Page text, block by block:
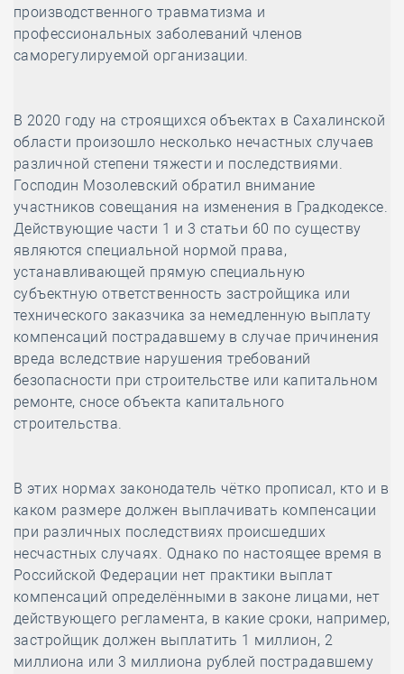
производственного травматизма и
профессиональных заболеваний членов
саморегулируемой организации.
В 2020 году на строящихся объектах в Сахалинской
области произошло несколько нечастных случаев
различной степени тяжести и последствиями.
Господин Мозолевский обратил внимание
участников совещания на изменения в Градкодексе.
Действующие части 1 и 3 статьи 60 по существу
являются специальной нормой права,
устанавливающей прямую специальную
субъектную ответственность застройщика или
технического заказчика за немедленную выплату
компенсаций пострадавшему в случае причинения
вреда вследствие нарушения требований
безопасности при строительстве или капитальном
ремонте, сносе объекта капитального
строительства.
В этих нормах законодатель чётко прописал, кто и в
каком размере должен выплачивать компенсации
при различных последствиях происшедших
несчастных случаях. Однако по настоящее время в
Российской Федерации нет практики выплат
компенсаций определёнными в законе лицами, нет
действующего регламента, в какие сроки, например,
застройщик должен выплатить 1 миллион, 2
миллиона или 3 миллиона рублей пострадавшему